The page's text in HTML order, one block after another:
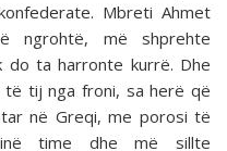
Mbreti Ahmet
ngrohtë, më shprehte
do ta harronte kurrë. Dhe
tij nga froni, sa herë që
në Greqi, me porosi të
time dhe më sillte